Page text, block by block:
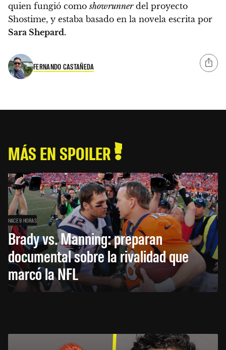
quien fungió comoshowrunnerdel proyecto
Shostime, y estaba basado en la novela escrita por
Sara Shepard.
FERNANDO CASTAÑEDA
MÁS EN SPOILER
HACE 9 HORAS
Brady vs. Manning: preparan
documental sobre la rivalidad que
marcó la NFL